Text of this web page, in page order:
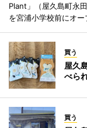
Plant」（屋久島町永
を宮浦小学校前にオー
買う
屋久
べら
買う